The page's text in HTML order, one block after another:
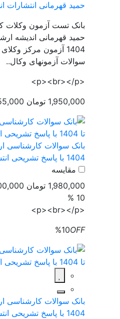
حمید قهرمانی انتشارات
بانک تست آزمون وکلات
حمید قهرمانی اندیشه
1404 آزمون مرکز
سوالات آزمونهای وکال..
1,950,000 تومان
1,755,000
1404 با پاسخ تشریحی انتشارات اندیشه ارشد
مقایسه
1,980,000 تومان
2,200,000
10 %
%10OFF
1404 با پاسخ تشریحی انتشارات اندیشه ارشد